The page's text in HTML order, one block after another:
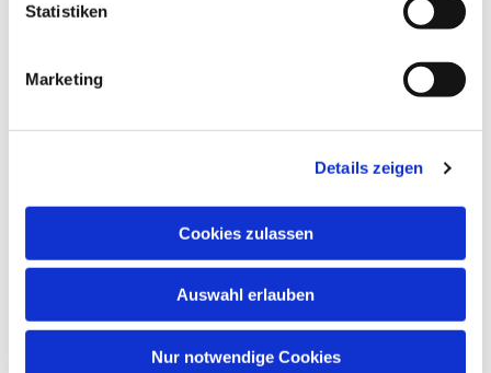
Statistiken
Marketing
Details zeigen
Cookies zulassen
Auswahl erlauben
Nur notwendige Cookies
Dies könnte Sie auch
interessieren